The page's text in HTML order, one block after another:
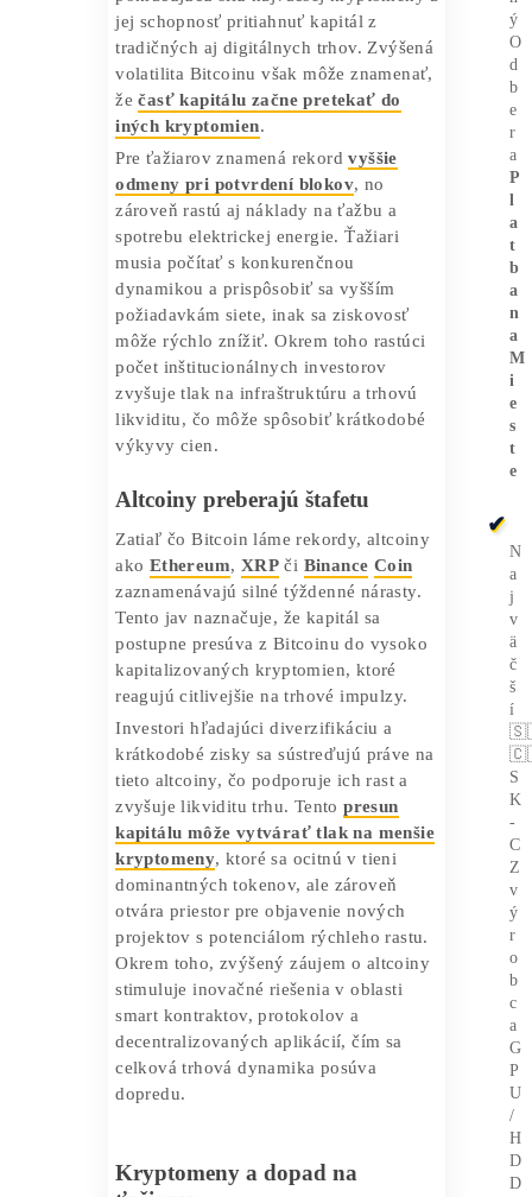
príležitosti, ale aj riziká pre ťažiarov.
Bitcoin láme historické rekordy
Bitcoin dosiahol novú historickú
hodnotu 124 500 dolárov, čo vyvolalo
vlnu záujmu medzi investormi aj
médiami. Tento rekord ukazuje na
pokračujúcu silu najväčšej kryptomeny a
jej schopnosť pritiahnuť kapitál z
tradičných aj digitálnych trhov. Zvýšená
volatilita Bitcoinu však môže znamenať,
žečasť kapitálu začne pretekať do
iných kryptomien.
Pre ťažiarov znamená rekordvyššie
odmeny pri potvrdení blokov
spotrebu elektrickej energie. Ťažiari
musia počítať s konkurenčnou
dynamikou a prispôsobiť sa vyšším
požiadavkám siete, inak sa ziskovosť
môže rýchlo znížiť. Okrem toho rastúci
počet inštitucionálnych investorov
zvyšuje tlak na infraštruktúru a trhovú
likviditu, čo môže spôsobiť krátkodobé
výkyvy cien.
Altcoiny preberajú štafetu
Zatiaľ čo Bitcoin láme rekordy, altcoiny
akoEthereum,XRPčiBinance
zaznamenávajú silné týždenné nárasty.
Tento jav naznačuje, že kapitál sa
postupne presúva z Bitcoinu do vysoko
kapitalizovaných kryptomien, ktoré
reagujú citlivejšie na trhové impulzy.
Investori hľadajúci diverzifikáciu a
krátkodobé zisky sa sústreďujú práve na
kapitálu môže vytvárať tlak na menšie